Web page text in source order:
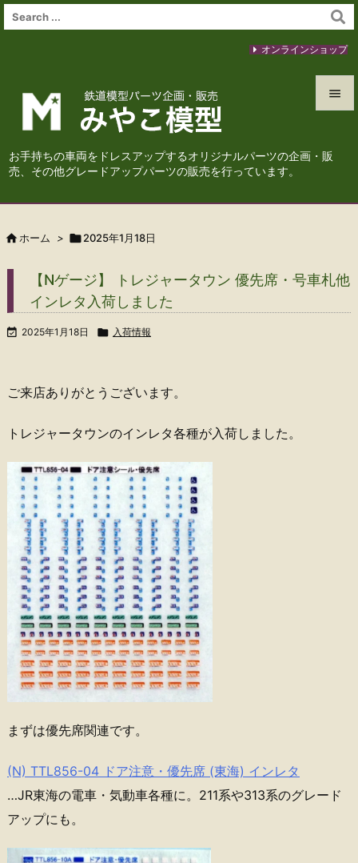
お手持ちの車両をドレスアップするオリジナルパーツの企画・販
売、その他グレードアップパーツの販売を行っています。




オンラインショップ
 ホーム > 2025年1月18日
【Nゲージ】 トレジャータウン 優先席・号車札他
インレタ入荷しました
 2025年1月18日  入荷情報
ご来店ありがとうございます。
トレジャータウンのインレタ各種が入荷しました。
まずは優先席関連です。
(N) TTL856-04 ドア注意・優先席 (東海) インレタ
…JR東海の電車・気動車各種に。211系や313系のグレード
アップにも。